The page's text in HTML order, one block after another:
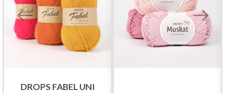
DROPS FABEL UNI